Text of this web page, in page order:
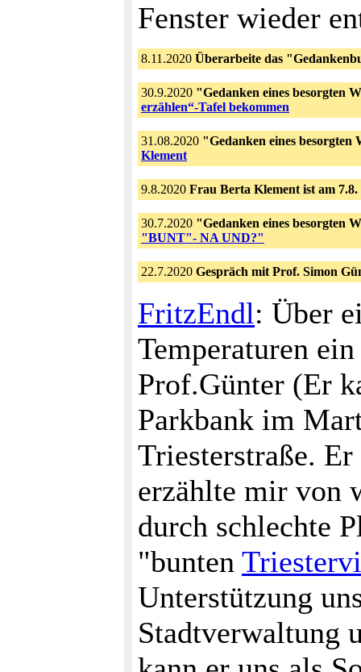
Fenster wieder
8.11.2020 Überarbeite das
30.9.2020 "Gedanken eines besorgten
erzählen“-Tafel bekommen
31.08.2020 "Gedanken eines
Klement
9.8.2020 Frau Berta Klement ist am
30.7.2020 "Gedanken eines besorgten
"BUNT"- NA UND?"
22.7.2020 Gespräch mit Prof. Simon
FritzEndl: Über
Temperaturen
Prof.Günter (Er
Parkbank im
Triesterstraße.
erzählte mir von
durch schlechte
"bunten
Unterstützung
Stadtverwaltung